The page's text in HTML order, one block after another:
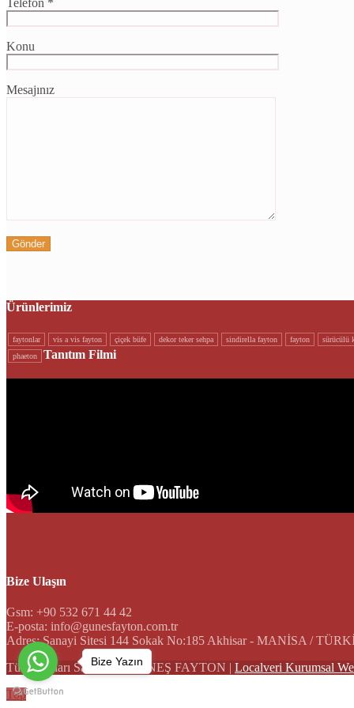
Konu
Mesajınız
Ürünlerimiz
faytonlar vi̇s a vi̇s fayton çi̇çek büfe dekor teker sehpa si̇ndi̇rella fayton fayton sürücülü
phaeton
Tanıtım Filmi
Bize Ulaşın
Gsm: +90 532 671 44 42
E-posta: info@gunesfayton.com.tr
Adres: Sanayi Sitesi 144 Sokak No:185 Akhisar - MANİSA /
Tüm Hakları Saklıdır © GÜNEŞ FAYTON | Localveri Kurumsal
Top
Bize Yazın